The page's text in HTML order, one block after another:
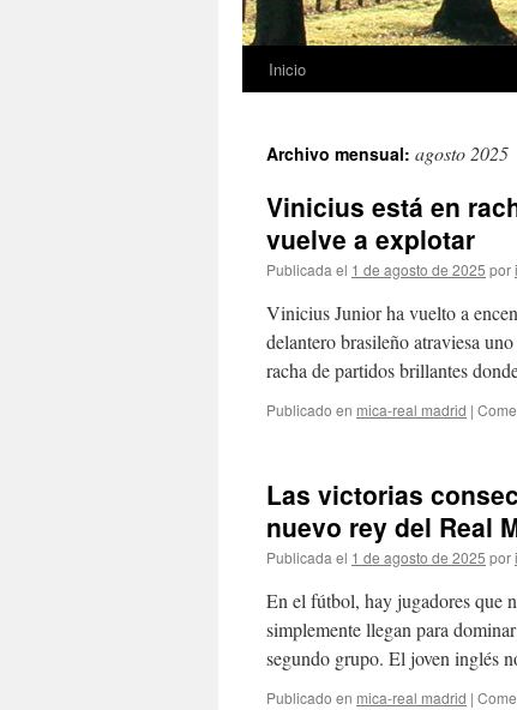
Saltar
contenido
Inicio
Archivo mensual: agosto 2025
Vinicius está en
vuelve a explotar
Publicada el 1 de agosto de 2025 por
Vinicius Junior ha vuelto a
delantero brasileño atraviesa
racha de partidos brillantes
Publicado en mica-real madrid |
Las victorias
nuevo rey del Real
Publicada el 1 de agosto de 2025 por
En el fútbol, hay jugadores que
simplemente llegan para
segundo grupo. El joven inglés
Publicado en mica-real madrid |